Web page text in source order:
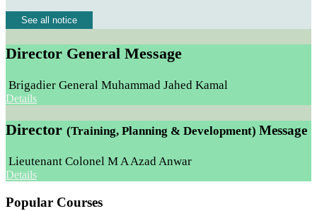
See all notice
Director General Message
Brigadier General Muhammad Jahed Kamal
Details
Director (Training, Planning & Development) Message
Lieutenant Colonel M A Azad Anwar
Details
Popular Courses